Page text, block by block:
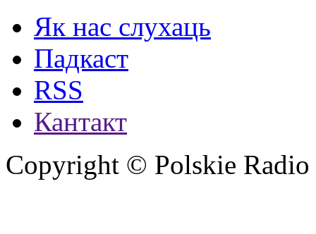
Як нас слухаць
Падкаст
RSS
Кантакт
Copyright © Polskie